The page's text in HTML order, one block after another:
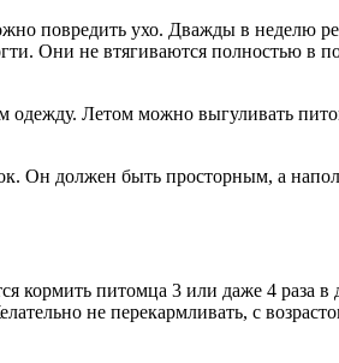
повредить ухо. Дважды в неделю
Они не втягиваются полностью в
одежду. Летом можно выгуливать
Он должен быть просторным, а
питомца 3 или даже 4 раза в
не перекармливать, с